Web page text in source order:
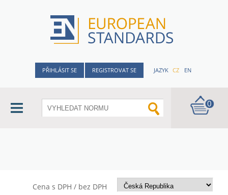
PŘIHLÁSIT SE REGISTROVAT SE JAZYK CZ EN
0
Cena s DPH / bez DPH